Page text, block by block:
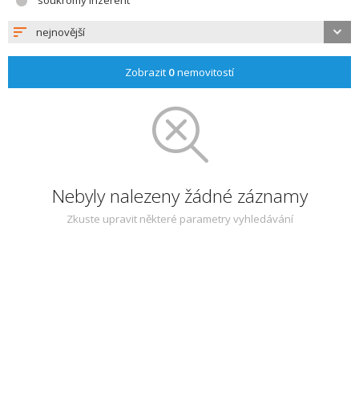
nejnovější
Zobrazit 0nemovitostí
Nebyly nalezeny žádné záznamy
Zkuste upravit některé parametry vyhledávání